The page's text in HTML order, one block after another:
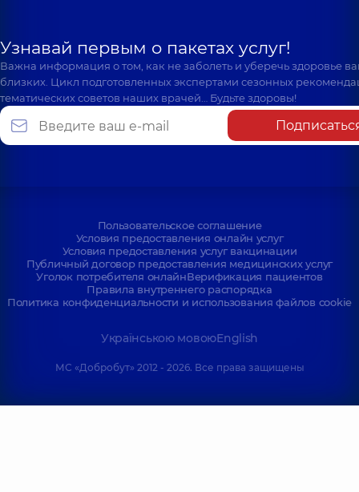
Узнавай первым о пакетах услуг!
Важна информация о том, как не заболеть и уберечь здоровье
близких. Цикл подготовленных экспертами сезонных
тематических советов наших врачей… Будьте здоровы!
Пользовательское соглашение
Условия предоставления онлайн услуг
Условия предоставления услуг вакцинации
Публичный договор предоставления медицинских услуг
Уголок потребителя онлайнВерификация пациентов
Правила внутреннего распорядка
Политика конфиденциальности и использования файлов cookie
Українською мовоюEnglish
МС «Добробут» 2012 - 2026. Все права защищены